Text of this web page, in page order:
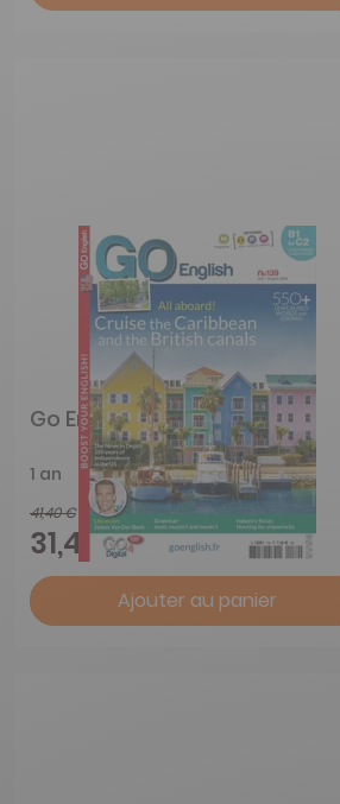
Go English
1 an
41,40 €
31,45 € -24%
Ajouter au panier